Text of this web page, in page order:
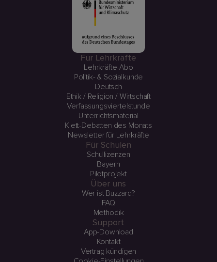
Für Lehrkräfte
Lehrkräfte-Abo
Politik- & Sozialkunde
Deutsch
Ethik / Religion / Wirtschaft
Verfassungsviertelstunde
Unterrichtsmaterial
Klett-Debatten des Monats
Newsletter für Lehrkräfte
Für Schulen
Schullizenzen
Bayern
Pilotprojekt
Über uns
Wer ist Buzzard?
FAQ
Methodik
Support
App-Download
Kontakt
Vertrag kündigen